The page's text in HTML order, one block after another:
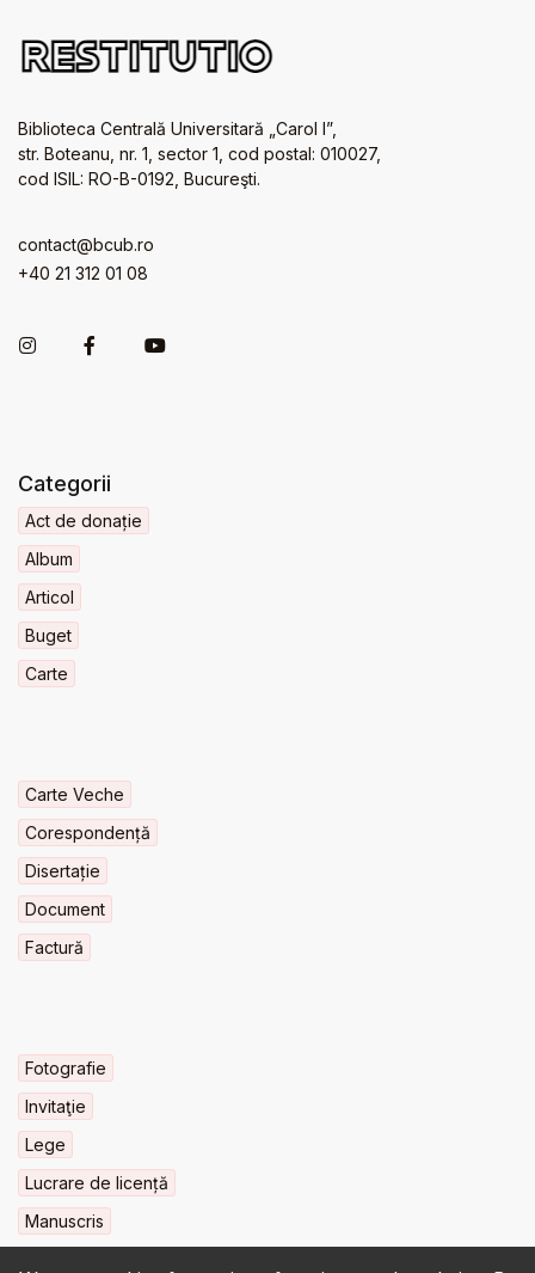
Biblioteca Centrală Universitară „Carol I”,
str. Boteanu, nr. 1, sector 1, cod postal: 010027,
cod ISIL: RO-B-0192, Bucureşti.
contact@bcub.ro
+40 21 312 01 08
Categorii
Act de donație
Album
Articol
Buget
Carte
Carte Veche
Corespondență
Disertație
Document
Factură
Fotografie
Invitaţie
Lege
Lucrare de licență
Manuscris